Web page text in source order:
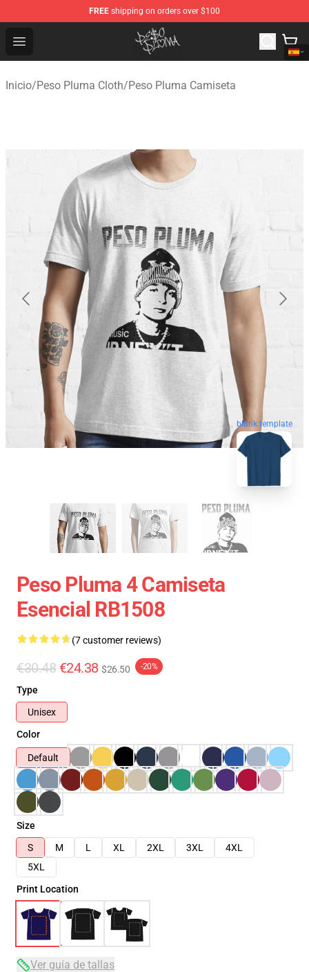
FREE shipping on orders over $100
Open menu
Peso Pluma Store - Official Peso Pluma Merchandise
Inicio/Peso Pluma Cloth/Peso Pluma Camiseta
blank template
Peso Pluma 4 Camiseta
Esencial RB1508
(7 customer reviews)
€30.48 €24.38 $26.50 -20%
Type
Unisex
Color
Default
Size
S
M L XL 2XL 3XL
4XL
5XL
Print Location
Ver guía de tallas